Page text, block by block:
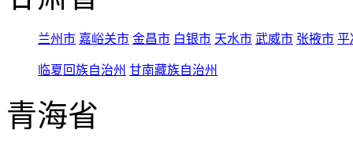
兰州市 嘉峪关市 金昌市 白银市 天水市 武威市 张掖市 平
临夏回族自治州 甘南藏族自治州
青海省